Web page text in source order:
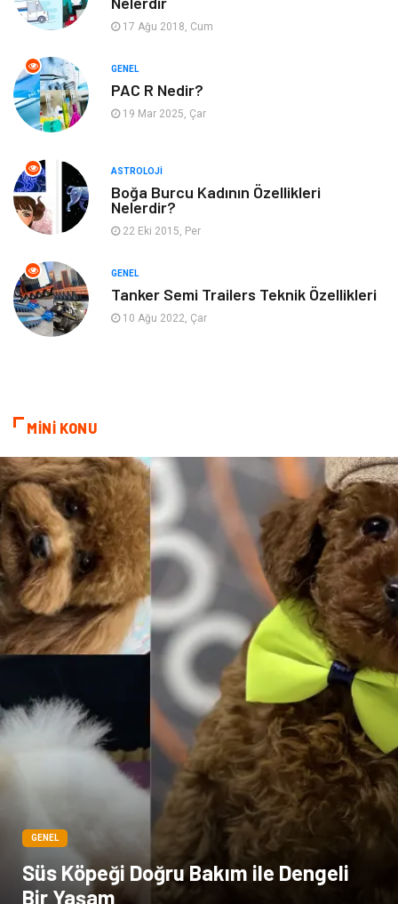
Genel Kültür
Müzik
Mobilya
Finans
Aksesuar
Astroloji
17 Ağu 2018, Cum
GENEL
PAC R Nedir?
19 Mar 2025, Çar
ASTROLOJI
Boğa Burcu Kadının Özellikleri
Nelerdir?
22 Eki 2015, Per
GENEL
Tanker Semi Trailers Teknik Özellikleri
10 Ağu 2022, Çar
MİNİ KONU
GENEL
Süs Köpeği Doğru Bakım ile Dengeli
Bir Yaşam